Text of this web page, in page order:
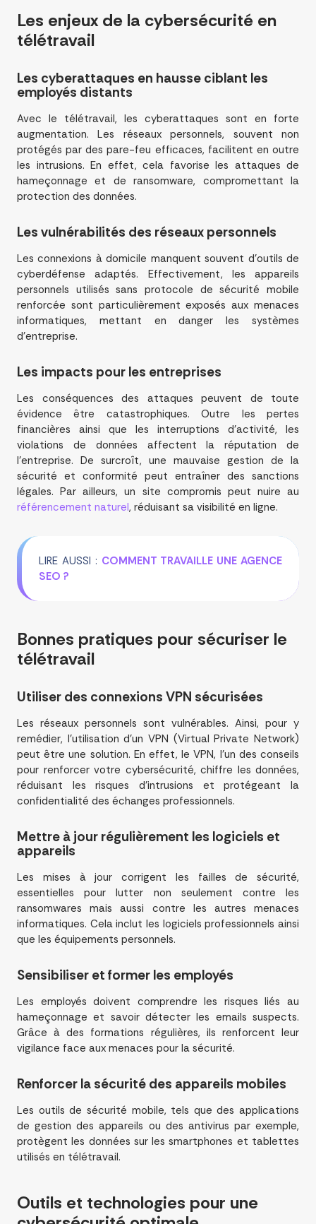
Les enjeux de la cybersécurité en
télétravail
Les cyberattaques en hausse ciblant les
employés distants
Avec le télétravail, les cyberattaques sont en forte
augmentation. Les réseaux personnels, souvent non
protégés par des pare-feu efficaces, facilitent en outre
les intrusions. En effet, cela favorise les attaques de
hameçonnage et de ransomware, compromettant la
protection des données.
Les vulnérabilités des réseaux personnels
Les connexions à domicile manquent souvent d’outils de
cyberdéfense adaptés. Effectivement, les appareils
personnels utilisés sans protocole de sécurité mobile
renforcée sont particulièrement exposés aux menaces
informatiques, mettant en danger les systèmes
d’entreprise.
Les impacts pour les entreprises
Les conséquences des attaques peuvent de toute
évidence être catastrophiques. Outre les pertes
financières ainsi que les interruptions d’activité, les
violations de données affectent la réputation de
l’entreprise. De surcroît, une mauvaise gestion de la
sécurité et conformité peut entraîner des sanctions
légales. Par ailleurs, un site compromis peut nuire au
référencement naturel, réduisant sa visibilité en ligne.
LIRE AUSSI : COMMENT TRAVAILLE UNE AGENCE
SEO ?
Bonnes pratiques pour sécuriser le
télétravail
Utiliser des connexions VPN sécurisées
Les réseaux personnels sont vulnérables. Ainsi, pour y
remédier, l’utilisation d’un VPN (Virtual Private Network)
peut être une solution. En effet, le VPN, l’un des conseils
pour renforcer votre cybersécurité, chiffre les données,
réduisant les risques d’intrusions et protégeant la
confidentialité des échanges professionnels.
Mettre à jour régulièrement les logiciels et
appareils
Les mises à jour corrigent les failles de sécurité,
essentielles pour lutter non seulement contre les
ransomwares mais aussi contre les autres menaces
informatiques. Cela inclut les logiciels professionnels ainsi
que les équipements personnels.
Sensibiliser et former les employés
Les employés doivent comprendre les risques liés au
hameçonnage et savoir détecter les emails suspects.
Grâce à des formations régulières, ils renforcent leur
vigilance face aux menaces pour la sécurité.
Renforcer la sécurité des appareils mobiles
Les outils de sécurité mobile, tels que des applications
de gestion des appareils ou des antivirus par exemple,
protègent les données sur les smartphones et tablettes
utilisés en télétravail.
Outils et technologies pour une